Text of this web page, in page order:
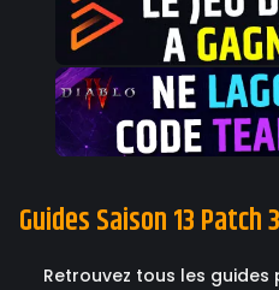
Guides Saison 13 Patch
Retrouvez tous les guides